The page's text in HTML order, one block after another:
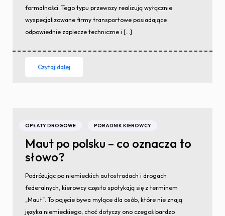
formalności. Tego typu przewozy realizują wyłącznie
wyspecjalizowane firmy transportowe posiadające
odpowiednie zaplecze techniczne i […]
Czytaj dalej
OPŁATY DROGOWE PORADNIK KIEROWCY
Maut po polsku – co oznacza to
słowo?
Podróżując po niemieckich autostradach i drogach
federalnych, kierowcy często spotykają się z terminem
„Maut”. To pojęcie bywa mylące dla osób, które nie znają
języka niemieckiego, choć dotyczy ono czegoś bardzo